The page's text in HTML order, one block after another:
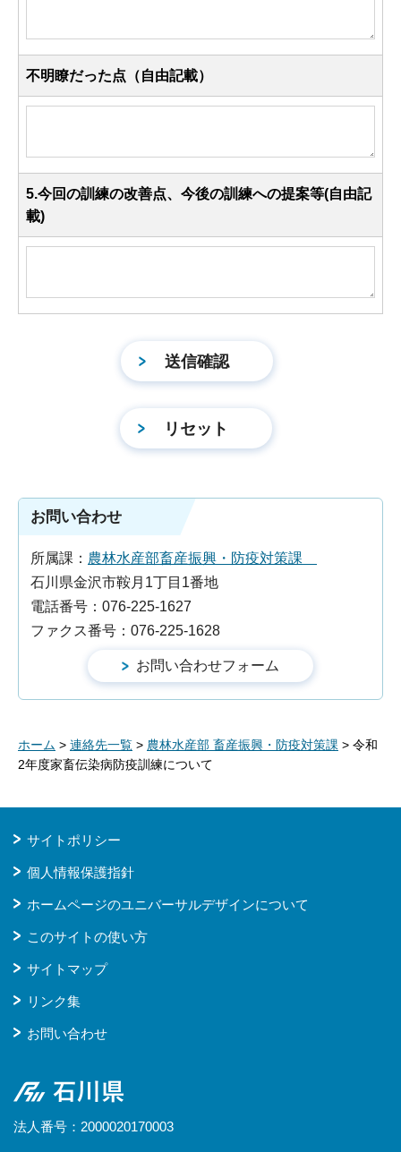
不明瞭だった点（自由記載）
5.今回の訓練の改善点、今後の訓練への提案等(自由記
載)
お問い合わせ
所属課： 農林水産部畜産振興・防疫対策課
石川県金沢市鞍月1丁目1番地
電話番号：076-225-1627
ファクス番号：076-225-1628
ホーム > 連絡先一覧 > 農林水産部 畜産振興・防疫対策課 > 令和
2年度家畜伝染病防疫訓練について
サイトポリシー
個人情報保護指針
ホームページのユニバーサルデザインについて
このサイトの使い方
サイトマップ
リンク集
お問い合わせ
石川県
法人番号：2000020170003